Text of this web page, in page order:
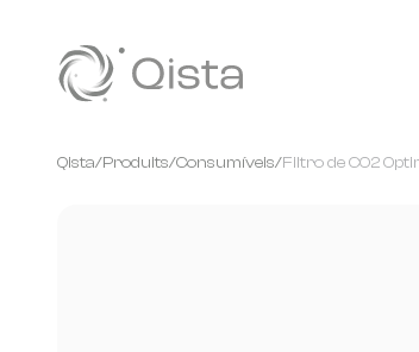
Qista/Produits/Consumíveis/Filtro de CO2